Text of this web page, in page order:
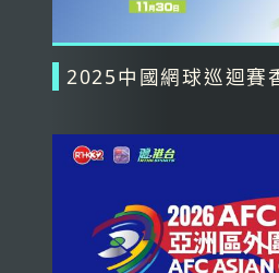
2025中國網球巡迴賽